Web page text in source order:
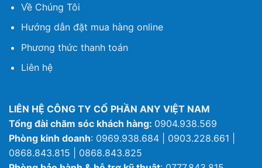
Về Chúng Tôi
Hướng dẫn đặt mua hàng online
Phương thức thanh toán
Liên hệ
LIÊN HỆ CÔNG TY CỔ PHẦN ANY VIỆT NAM
Tổng đài chăm sóc khách hàng: 0904.938.569
Phòng kinh doanh: 0969.938.684 | 0903.228.661 |
0868.843.815 | 0868.843.825